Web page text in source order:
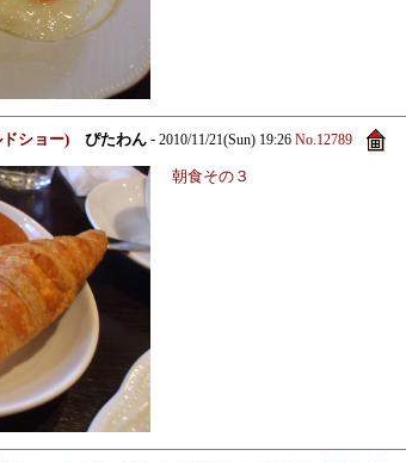
ショー) ぴたわん- 2010/11/21(Sun) 19:26 No.12789
朝食その３